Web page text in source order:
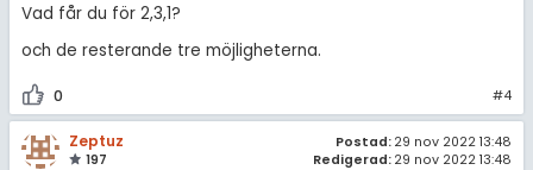
Vad får du för 2,3,1?
och de resterande tre möjligheterna.
0 #4
Zeptuz
197
Postad: 29 nov 2022 13:48
Redigerad: 29 nov 2022 13:48